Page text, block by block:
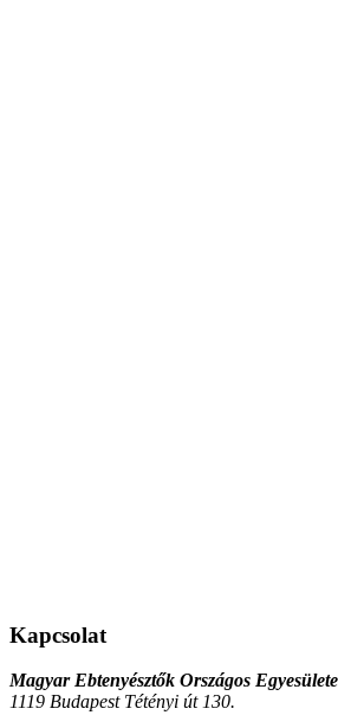
Kapcsolat
Magyar Ebtenyésztők Országos
1119 Budapest Tétényi út 130.